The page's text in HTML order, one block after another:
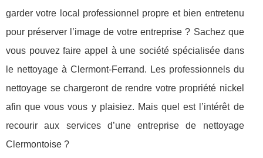
garder votre local professionnel propre et bien entretenu
pour préserver l’image de votre entreprise ? Sachez que
vous pouvez faire appel à une société spécialisée dans
le nettoyage à Clermont-Ferrand. Les professionnels du
nettoyage se chargeront de rendre votre propriété nickel
afin que vous vous y plaisiez. Mais quel est l’intérêt de
recourir aux services d’une entreprise de nettoyage
Clermontoise ?